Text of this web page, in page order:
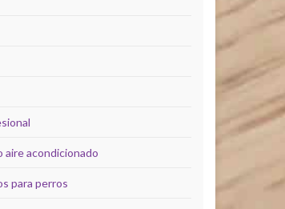
acondicionado
para perros